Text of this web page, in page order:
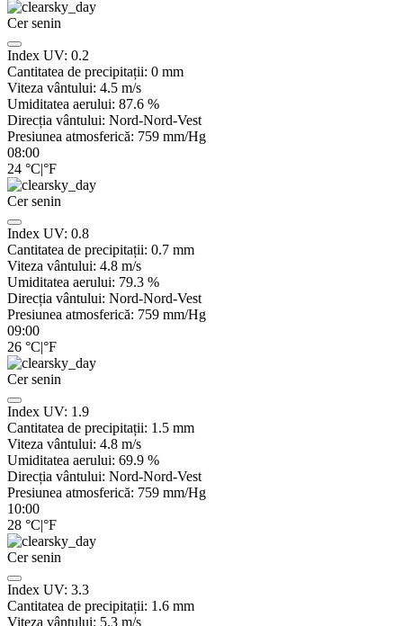
Cer senin
Index UV: 0.2
Cantitatea de precipitații: 0 mm
Viteza vântului: 4.5 m/s
Umiditatea aerului: 87.6 %
Direcția vântului: Nord-Nord-Vest
Presiunea atmosferică: 759 mm/Hg
08:00
24 °C|°F
Cer senin
Index UV: 0.8
Cantitatea de precipitații: 0.7 mm
Viteza vântului: 4.8 m/s
Umiditatea aerului: 79.3 %
Direcția vântului: Nord-Nord-Vest
Presiunea atmosferică: 759 mm/Hg
09:00
26 °C|°F
Cer senin
Index UV: 1.9
Cantitatea de precipitații: 1.5 mm
Viteza vântului: 4.8 m/s
Umiditatea aerului: 69.9 %
Direcția vântului: Nord-Nord-Vest
Presiunea atmosferică: 759 mm/Hg
10:00
28 °C|°F
Cer senin
Index UV: 3.3
Cantitatea de precipitații: 1.6 mm
Viteza vântului: 5.3 m/s